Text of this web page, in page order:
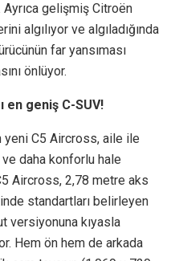
Ayrıca gelişmiş Citroën
algılıyor ve algıladığında
far yansıması
önlüyor.
en geniş C-SUV!
yeni C5 Aircross, aile ile
ve daha konforlu hale
Aircross, 2,78 metre aks
standartları belirleyen
versiyonuna kıyasla
Hem ön hem de arkada